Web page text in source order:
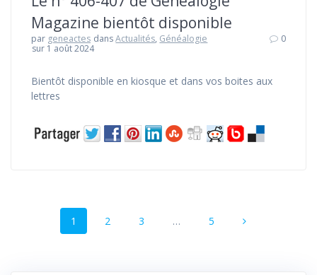
Magazine bientôt disponible
par geneactes dansActualités, Généalogie
sur 1 août 2024
0
Bientôt disponible en kiosque et dans vos boites aux
lettres
Navigation
Page
1 Page
2 Page
3 … Page
5